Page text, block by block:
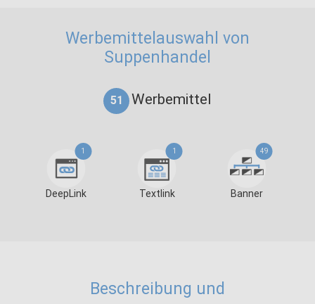
Werbemittelauswahl von
Suppenhandel
51 Werbemittel
1
DeepLink
1
Textlink
49
Banner
Beschreibung und